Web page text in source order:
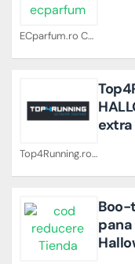
ECparfum.ro Cupoane
Top4Running.ro Cupoane
Boo-